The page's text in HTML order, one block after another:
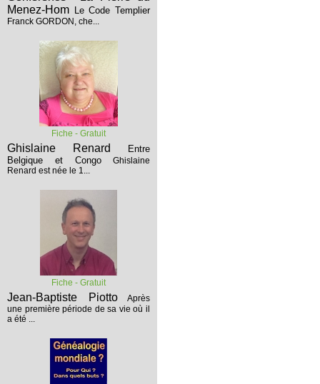
Menez-Hom Le Code Templier
Franck GORDON, che...
Fiche - Gratuit
Ghislaine Renard
Entre
Belgique et Congo
Ghislaine
Renard est née le 1...
Fiche - Gratuit
Jean-Baptiste Piotto
Après
une première période de sa vie où il
a été ...